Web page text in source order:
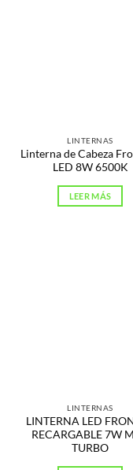
LINTERNAS
Linterna de Cabeza
LED 8W 6500K
LEER MÁS
LINTERNAS
LINTERNA LED
RECARGABLE 7W
TURBO